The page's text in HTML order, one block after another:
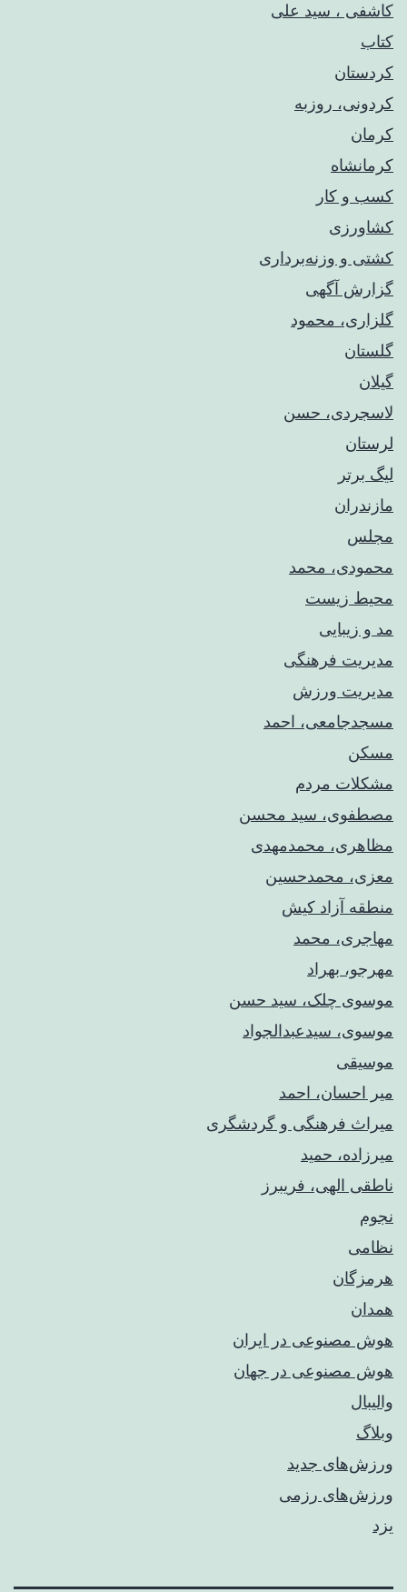
کاشفی ، سید علی
کتاب
کردستان
کردونی، روزبه
کرمان
کرمانشاه
کسب و کار
کشاورزی
کشتی و وزنه‌برداری
گزارش آگهی
گلزاری، محمود
گلستان
گیلان
لاسجردی، حسن
لرستان
لیگ برتر
مازندران
مجلس
محمودی، محمد
محیط زیست
مد و زیبایی
مدیریت فرهنگی
مدیریت ورزش
مسجدجامعی، احمد
مسکن
مشکلات مردم
مصطفوی، سید محسن
مظاهری، محمدمهدی
معزی، محمدحسین
منطقه آزاد کیش
مهاجری، محمد
مهرجو، بهراد
موسوی چلک، سید حسن
موسوی، سیدعبدالجواد
موسیقی
میر احسان، احمد
میراث فرهنگی و گردشگری
میرزاده، حمید
ناطقی الهی، فریبرز
نجوم
نظامی
هرمزگان
همدان
هوش مصنوعی در ایران
هوش مصنوعی در جهان
والیبال
وبلاگ
ورزش‌های جدید
ورزش‌های رزمی
یزد